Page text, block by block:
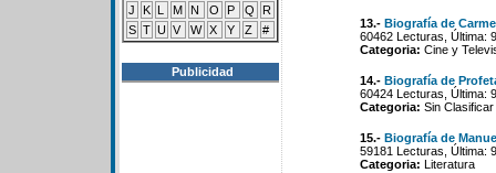
J
K L M N O P Q
R
S T U V W X Y Z #
Publicidad
13.- Biografía de
60462 Lecturas, Última:
Categoria: Cine y
14.- Biografía de
60424 Lecturas, Última:
Categoria: Sin Clasificar
15.- Biografía de
59181 Lecturas, Última:
Categoria: Literatura